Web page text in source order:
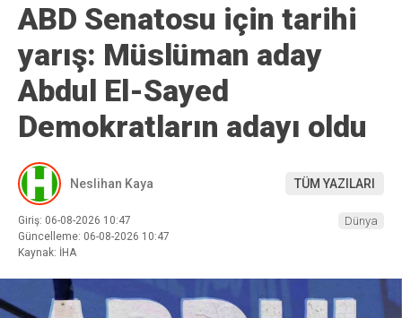
ABD Senatosu için tarihi
yarış: Müslüman aday
Abdul El-Sayed
Demokratların adayı oldu
Neslihan Kaya TÜM YAZILARI
Giriş: 06-08-2026 10:47
Güncelleme: 06-08-2026 10:47
Kaynak: İHA
Dünya